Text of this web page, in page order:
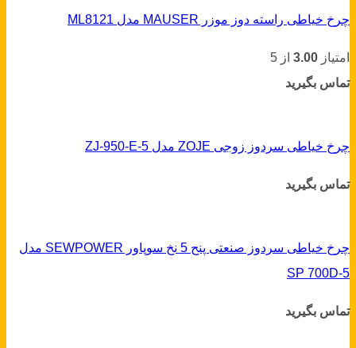
چرخ خیاطی راسته دوز موزر MAUSER مدل ML8121
امتیاز 3.00 از 5
تماس بگیرید
چرخ خیاطی سردوز زوجی ZOJE مدل ZJ-950-E-5
تماس بگیرید
چرخ خیاطی سردوز صنعتی پنح 5 نخ سوپاور SEWPOWER مدل
SP 700D-5
تماس بگیرید